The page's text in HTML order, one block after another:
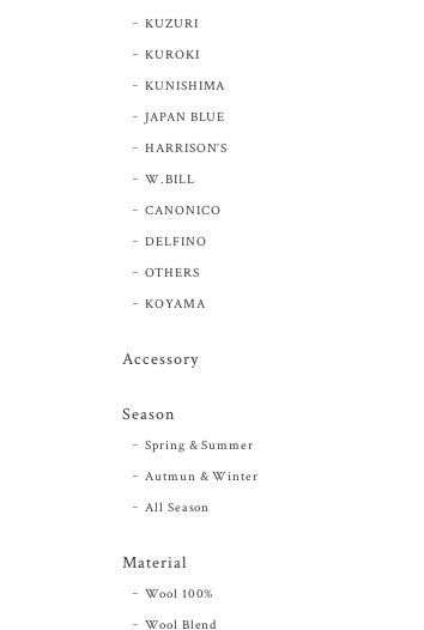
KUZURI
KUROKI
KUNISHIMA
JAPAN BLUE
HARRISON’S
W.BILL
CANONICO
DELFINO
OTHERS
KOYAMA
Accessory
Season
Spring & Summer
Autmun & Winter
All Season
Material
Wool 100%
Wool Blend